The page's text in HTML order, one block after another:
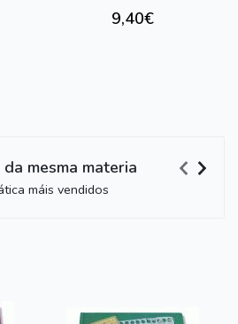
9,40€
mesma materia
máis vendidos